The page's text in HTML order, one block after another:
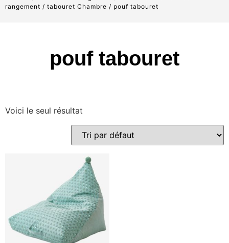
rangement / tabouret Chambre / pouf tabouret
pouf tabouret
Voici le seul résultat